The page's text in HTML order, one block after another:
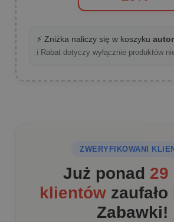
⚡ Zniżka naliczy się w koszyku
ℹ️ Rabat dotyczy wyłącznie produktów
ZWERYFIKOWANI
Już ponad 29
klientów
Zabawki!